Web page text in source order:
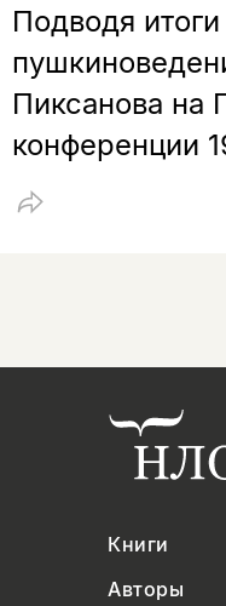
Подводя итоги
Пиксанова на
конференции
Книги
Авторы